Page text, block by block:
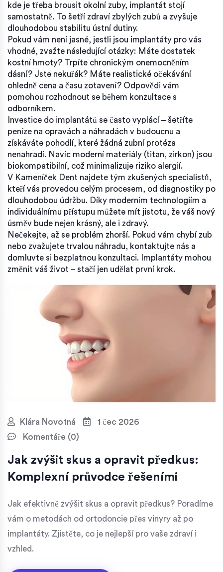
kde je třeba brousit okolní zuby, implantát stojí
samostatně. To šetří zdraví zbylých zubů a zvyšuje
dlouhodobou stabilitu ústní dutiny.
Pokud vám není jasné, jestli jsou implantáty pro vás
vhodné, zvažte následující otázky: Máte dostatek
kostní hmoty? Trpíte chronickým onemocněním
dásní? Jste nekuřák? Máte realistické očekávání
ohledně cena a času zotavení? Odpovědi vám
pomohou rozhodnout se během konzultace s
odborníkem.
Investice do implantátů se často vyplácí – šetříte
peníze na opravách a náhradách v budoucnu a
získáváte pohodlí, které žádná zubní protéza
nenahradí. Navíc moderní materiály (titan, zirkon) jsou
biokompatibilní, což minimalizuje riziko alergií.
V Kameníček Dent najdete tým zkušených specialistů,
kteří vás provedou celým procesem, od diagnostiky po
dlouhodobou údržbu. Díky moderním technologiím a
individuálnímu přístupu můžete mít jistotu, že váš nový
úsměv bude nejen krásný, ale i zdravý.
Nečekejte, až se problém zhorší. Pokud vám chybí zub
nebo zvažujete trvalou náhradu, kontaktujte nás a
domluvte si bezplatnou konzultaci. Implantáty mohou
změnit váš život – stačí jen udělat první krok.
Klára Novotná
1 čec 2026
Komentáře (0)
Jak zvýšit skus a opravit předkus:
Komplexní průvodce řešeními
Jak efektivně zvýšit skus a opravit předkus? Poradíme
vám o metodách od ortodoncie přes vinyry až po
implantáty. Zjistěte, co je nejlepší pro vaše zdraví i
vzhled.